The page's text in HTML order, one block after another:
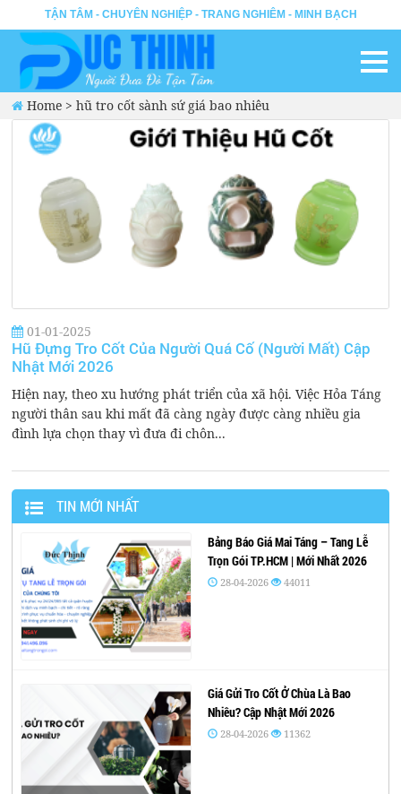
TẬN TÂM - CHUYÊN NGHIỆP - TRANG NGHIÊM - MINH BẠCH
Home >hũ tro cốt sành sứ giá bao nhiêu
01-01-2025
Hũ Đựng Tro Cốt Của Người Quá Cố (Người Mất) Cập
Nhật Mới 2026
Hiện nay, theo xu hướng phát triển của xã hội. Việc Hỏa Táng
người thân sau khi mất đã càng ngày được càng nhiều gia
đình lựa chọn thay vì đưa đi chôn...
TIN MỚI NHẤT
Bảng Báo Giá Mai Táng – Tang Lễ
Trọn Gói TP.HCM | Mới Nhất 2026
28-04-2026 44011
Giá Gửi Tro Cốt Ở Chùa Là Bao
Nhiêu? Cập Nhật Mới 2026
28-04-2026 11362